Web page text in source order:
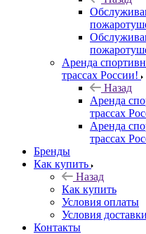
Аренда
трассах России!
Назад
Аренда
трассах
Аренда
трассах
Бренды
Как купить
Назад
Как купить
Условия оплаты
Условия доставки
Контакты